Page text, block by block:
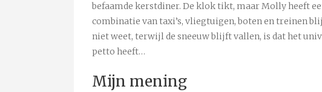
befaamde kerstdiner. De klok tikt, maar Molly heeft
combinatie van taxi’s, vliegtuigen, boten en treinen
niet weet, terwijl de sneeuw blijft vallen, is dat het
petto heeft…
Mijn mening